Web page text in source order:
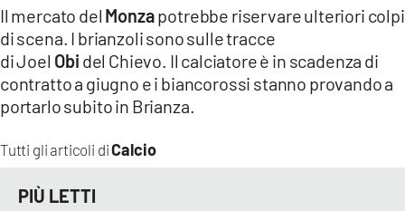
Tutti gli articoli diCalcio
Il mercato del Monzapotrebbe riservare ulteriori colpi
di scena. I brianzoli sono sulle tracce
di Joel Obi del Chievo. Il calciatore è in scadenza di
contratto a giugno e i biancorossi stanno provando a
portarlo subito in Brianza.
PIÙ LETTI